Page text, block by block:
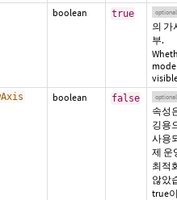
boolean true optional
의 가
부.
boolean false optional
속성
깅용
사용
제 운
최적
않았
true